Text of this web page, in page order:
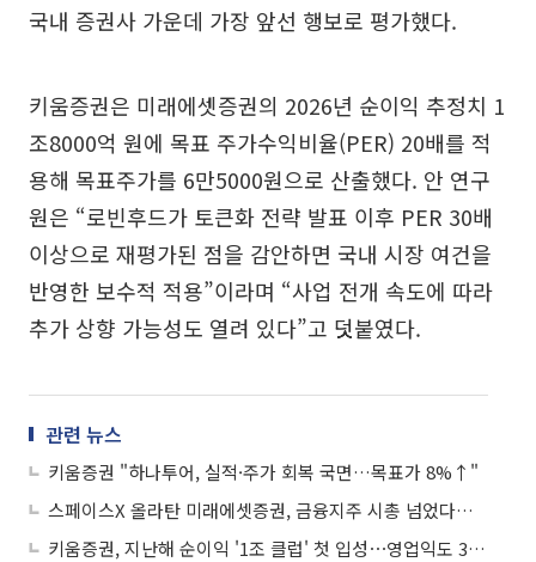
국내 증권사 가운데 가장 앞선 행보로 평가했다.
키움증권은 미래에셋증권의 2026년 순이익 추정치 1
조8000억 원에 목표 주가수익비율(PER) 20배를 적
용해 목표주가를 6만5000원으로 산출했다. 안 연구
원은 “로빈후드가 토큰화 전략 발표 이후 PER 30배
이상으로 재평가된 점을 감안하면 국내 시장 여건을
반영한 보수적 적용”이라며 “사업 전개 속도에 따라
추가 상향 가능성도 열려 있다”고 덧붙였다.
관련 뉴스
키움증권 "하나투어, 실적·주가 회복 국면…목표가 8%↑"
스페이스X 올라탄 미래에셋증권, 금융지주 시총 넘었다⋯한달 새 47위→27위
키움증권, 지난해 순이익 '1조 클럽' 첫 입성⋯영업익도 36%↑